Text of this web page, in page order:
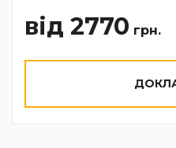
від 2770 грн.